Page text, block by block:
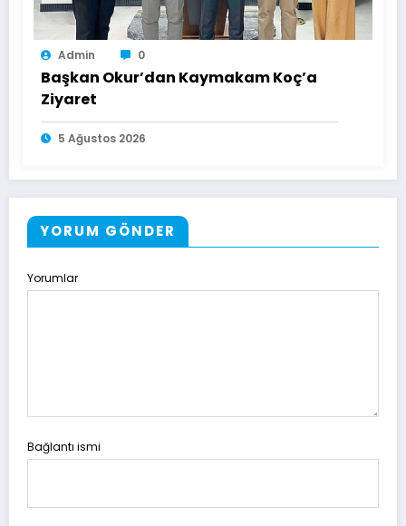
Admin 0
Başkan Okur’dan Kaymakam Koç’a
Ziyaret
5 Ağustos 2026
YORUM GÖNDER
Yorumlar
Bağlantı ismi